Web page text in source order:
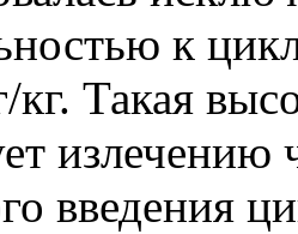
к
кг. Такая
введения